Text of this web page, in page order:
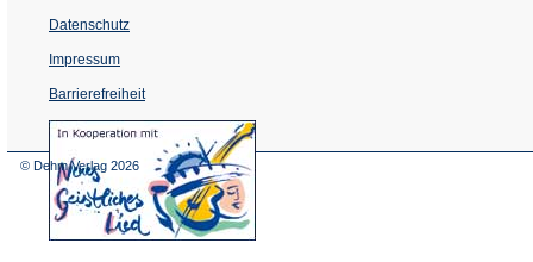
Datenschutz
Impressum
Barrierefreiheit
(Öffnet
in
© Dehm Verlag 2026